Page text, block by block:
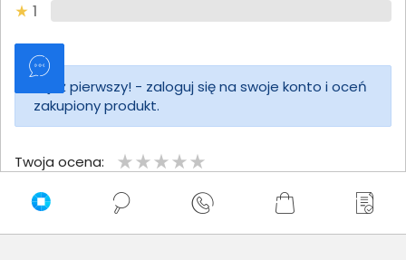
1
Bądź pierwszy! - zaloguj się na swoje konto i oceń
zakupiony produkt.
Twoja ocena:
Twoje imię